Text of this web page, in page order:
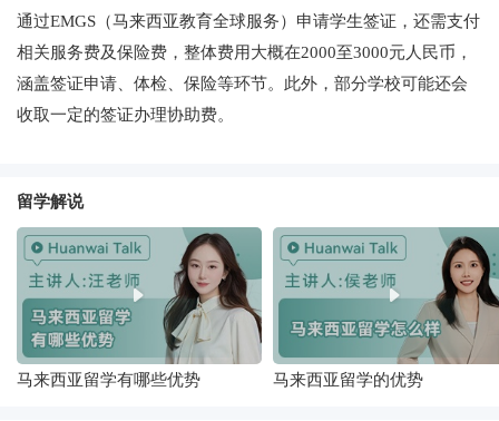
通过EMGS（马来西亚教育全球服务）申请学生签证，还需支付
相关服务费及保险费，整体费用大概在2000至3000元人民币，
涵盖签证申请、体检、保险等环节。此外，部分学校可能还会
收取一定的签证办理协助费。
留学解说
马来西亚留学有哪些优势 马来西亚留学的优势